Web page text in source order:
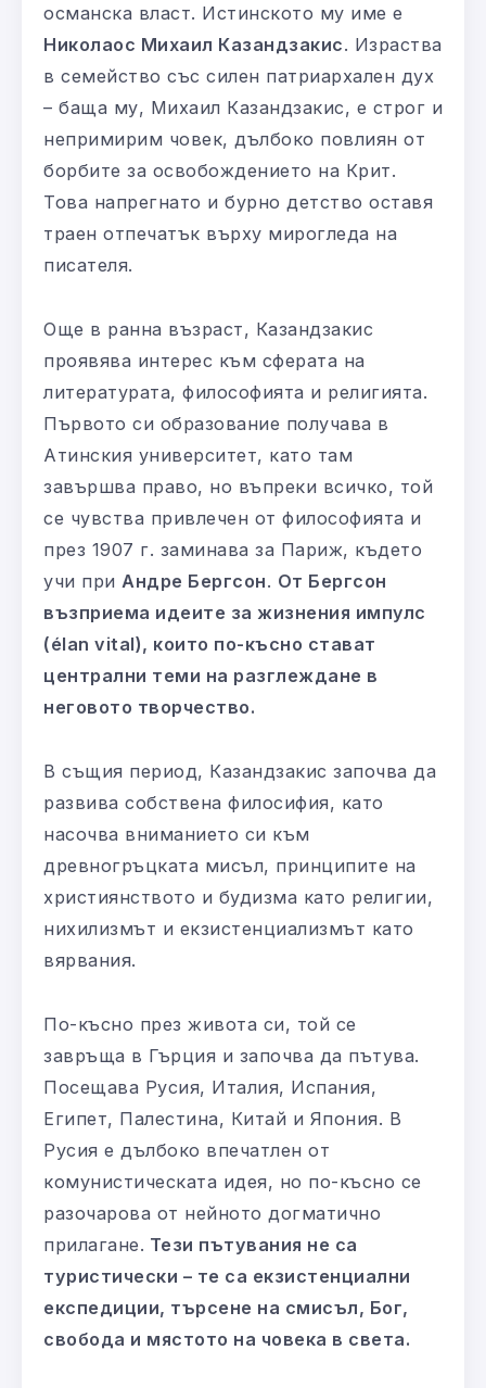
османска власт. Истинското му име е
Николаос Михаил Казандзакис. Израства
в семейство със силен патриархален дух
– баща му, Михаил Казандзакис, е строг и
непримирим човек, дълбоко повлиян от
борбите за освобождението на Крит.
Това напрегнато и бурно детство оставя
траен отпечатък върху мирогледа на
писателя.
Още в ранна възраст, Казандзакис
проявява интерес към сферата на
литературата, философията и религията.
Първото си образование получава в
Атинския университет, като там
завършва право, но въпреки всичко, той
се чувства привлечен от философията и
през 1907 г. заминава за Париж, където
учи при Андре Бергсон. От Бергсон
възприема идеите за жизнения импулс
(élan vital), които по-късно стават
централни теми на разглеждане в
неговото творчество.
В същия период, Казандзакис започва да
развива собствена филосифия, като
насочва вниманието си към
древногръцката мисъл, принципите на
християнството и будизма като религии,
нихилизмът и екзистенциализмът като
вярвания.
По-късно през живота си, той се
завръща в Гърция и започва да пътува.
Посещава Русия, Италия, Испания,
Египет, Палестина, Китай и Япония. В
Русия е дълбоко впечатлен от
комунистическата идея, но по-късно се
разочарова от нейното догматично
прилагане. Тези пътувания не са
туристически – те са екзистенциални
експедиции, търсене на смисъл, Бог,
свобода и мястото на човека в света.